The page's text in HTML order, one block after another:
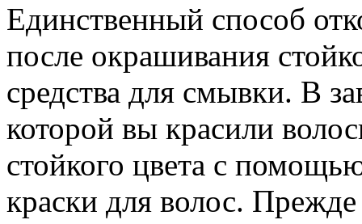
Единственный способ
после окрашивания
средства для смывки. В
которой вы красили
стойкого цвета с
краски для волос.